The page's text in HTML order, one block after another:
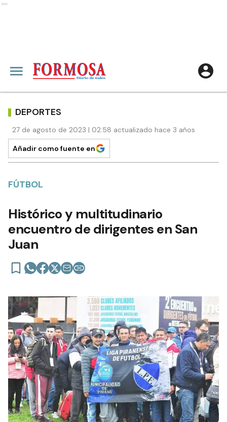
Ads
DEPORTES
27 de agosto de 2023 | 02:58 actualizado hace 3 años
Añadir como fuente en
FÚTBOL
Histórico y multitudinario
encuentro de dirigentes en San
Juan